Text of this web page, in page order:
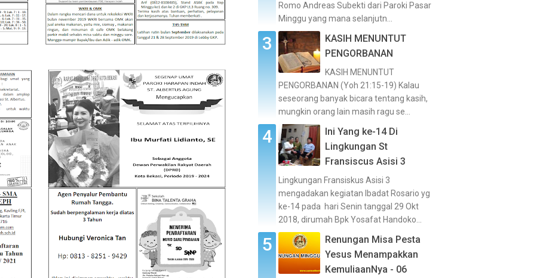
Romo Andreas Subekti dari Paroki Pasar
Minggu yang mana selanjutn...
KASIH MENUNTUT
PENGORBANAN
KASIH MENUNTUT
PENGORBANAN (Yoh 21:15-19) Kalau
seseorang banyak bicara tentang kasih,
mungkin orang lain masih ragu se...
Ini Yang ke-14 Di
Lingkungan St
Fransiscus Asisi 3
Lingkungan Fransiskus Asisi 3
mengadakan kegiatan Ibadat Rosario yg
ke-14 pada hari Senin tanggal 29 Okt
2018, dirumah Bpk Yosafat Handoko...
Renungan Misa Pesta
Yesus Menampakkan
KemuliaanNya - 06